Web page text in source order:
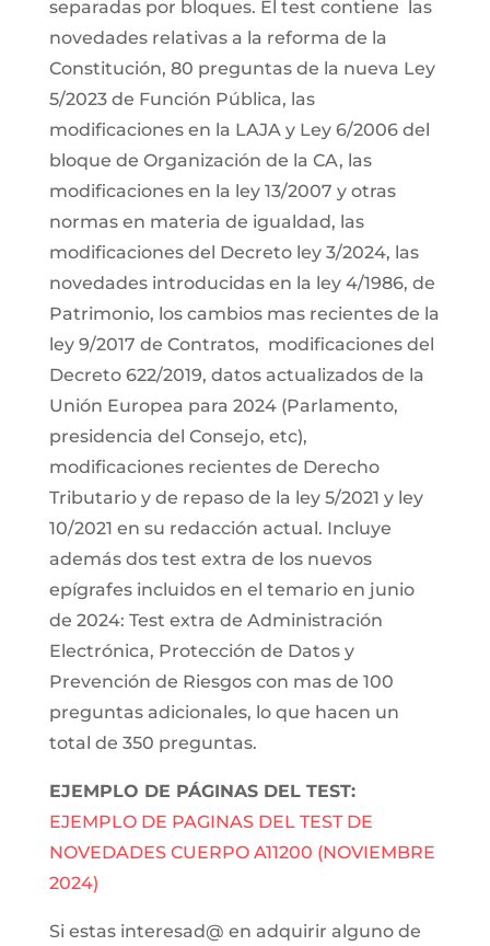
separadas por bloques. El test contiene las
novedades relativas a la reforma de la
Constitución, 80 preguntas de la nueva Ley
5/2023 de Función Pública, las
modificaciones en la LAJA y Ley 6/2006 del
bloque de Organización de la CA, las
modificaciones en la ley 13/2007 y otras
normas en materia de igualdad, las
modificaciones del Decreto ley 3/2024, las
novedades introducidas en la ley 4/1986, de
Patrimonio, los cambios mas recientes de la
ley 9/2017 de Contratos, modificaciones del
Decreto 622/2019, datos actualizados de la
Unión Europea para 2024 (Parlamento,
presidencia del Consejo, etc),
modificaciones recientes de Derecho
Tributario y de repaso de la ley 5/2021 y ley
10/2021 en su redacción actual. Incluye
además dos test extra de los nuevos
epígrafes incluidos en el temario en junio
de 2024: Test extra de Administración
Electrónica, Protección de Datos y
Prevención de Riesgos con mas de 100
preguntas adicionales, lo que hacen un
total de 350 preguntas.
EJEMPLO DE PÁGINAS DEL TEST:
EJEMPLO DE PAGINAS DEL TEST DE
NOVEDADES CUERPO A11200 (NOVIEMBRE
2024)
Si estas interesad@ en adquirir alguno de